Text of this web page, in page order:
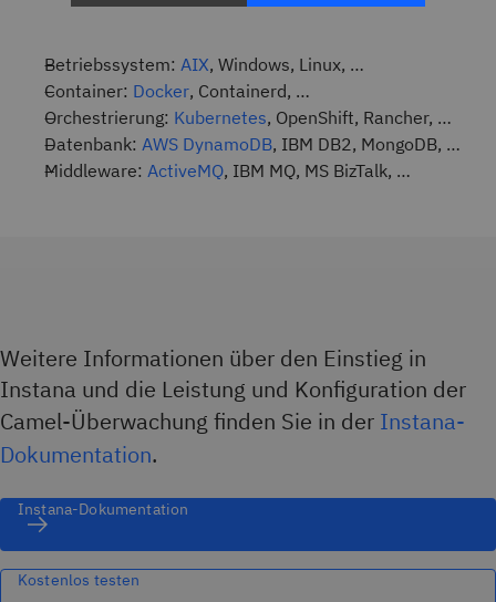
Betriebssystem: AIX, Windows, Linux, …
Container: Docker, Containerd, …
Orchestrierung: Kubernetes, OpenShift, Rancher, …
Datenbank: AWS DynamoDB, IBM DB2, MongoDB, …
Middleware: ActiveMQ, IBM MQ, MS BizTalk, …
Weitere Informationen über den Einstieg in
Instana und die Leistung und Konfiguration der
Camel-Überwachung finden Sie in der Instana-
Dokumentation.
Instana-Dokumentation
Kostenlos testen